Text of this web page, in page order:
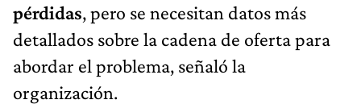
pérdidas, pero se necesitan datos más
detallados sobre la cadena de oferta para
abordar el problema, señaló la
organización.